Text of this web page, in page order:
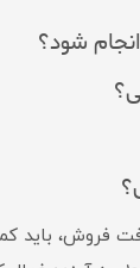
شود؟
فروش، باید